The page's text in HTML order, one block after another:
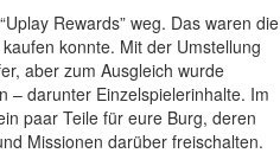
Rewards” weg. Das waren die
konnte. Mit der Umstellung
aber zum Ausgleich wurde
– darunter Einzelspielerinhalte. Im
paar Teile für eure Burg, deren
Missionen darüber freischalten.